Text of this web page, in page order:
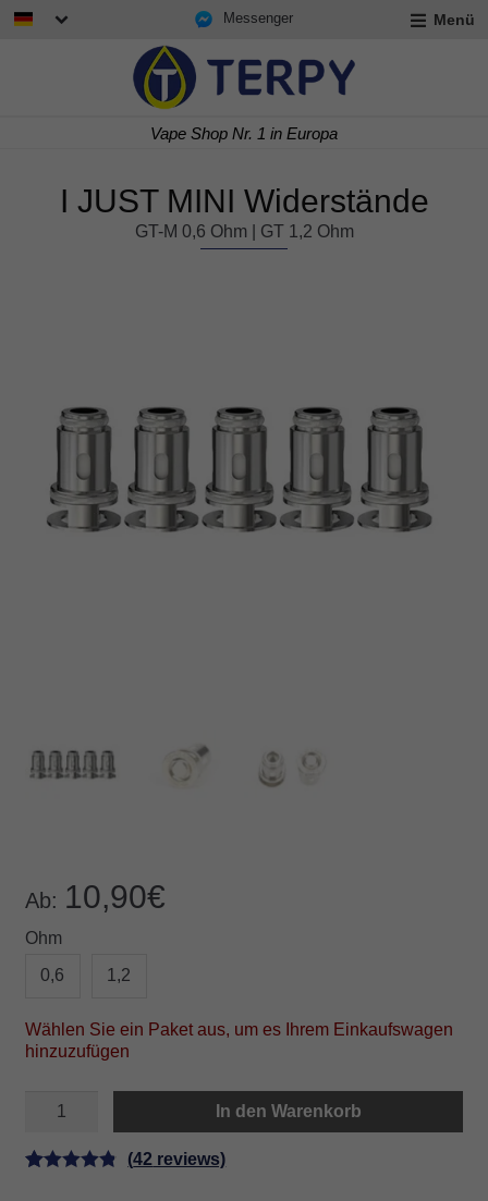
Messenger Menü
Express Lieferung in 24/48 h
I JUST MINI Widerstände
GT-M 0,6 Ohm | GT 1,2 Ohm
Ab: 10,90€
Ohm
0,6
1,2
Wählen Sie ein Paket aus, um es Ihrem Einkaufswagen
hinzuzufügen
JUST
Widerstände
In den Warenkorb
(42 reviews)